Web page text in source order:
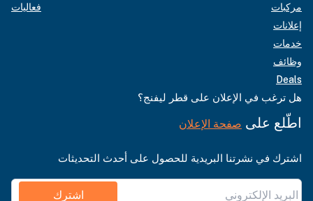
مركبات
إعلانات
خدمات
وظائف
Deals
فعاليات
هل ترغب في الإعلان على قطر ليفنج؟
اطّلع على صفحة الإعلان
اشترك في نشرتنا البريدية للحصول على أحدث التحديثات
اشترك